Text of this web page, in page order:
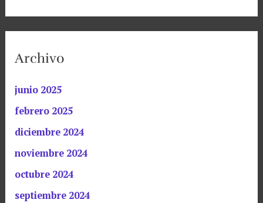
Archivo
junio 2025
febrero 2025
diciembre 2024
noviembre 2024
octubre 2024
septiembre 2024